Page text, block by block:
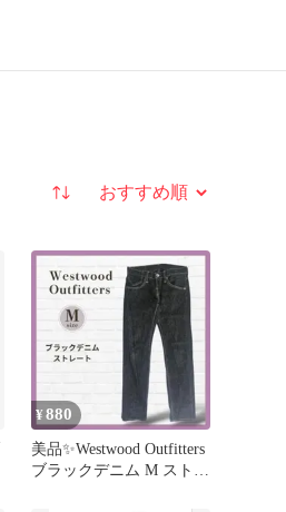
並び替え
¥880
美品✨Westwood Outfitters
ブラックデニム M ストレ